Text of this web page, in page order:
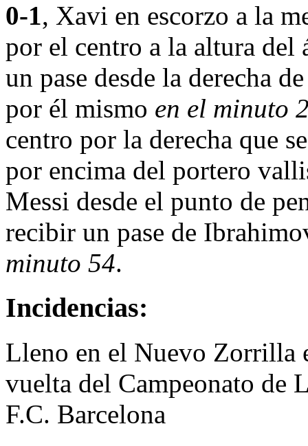
0-1, Xavi en escorzo a la
por el centro a la altura del
un pase desde la derecha
por él mismo en el minuto
centro por la derecha que
por encima del portero
Messi desde el punto de
recibir un pase de
minuto 54.
Incidencias:
Lleno en el Nuevo Zorrilla
vuelta del Campeonato de
F.C. Barcelona